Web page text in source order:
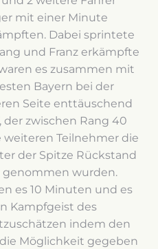
mit einer Minute
Dabei sprintete
und Franz erkämpfte
es zusammen mit
Bayern bei der
Seite enttäuschend
der zwischen Rang 40
weiteren Teilnehmer die
der Spitze Rückstand
genommen wurden.
es 10 Minuten und es
Kampfgeist des
indem den
Möglichkeit gegeben